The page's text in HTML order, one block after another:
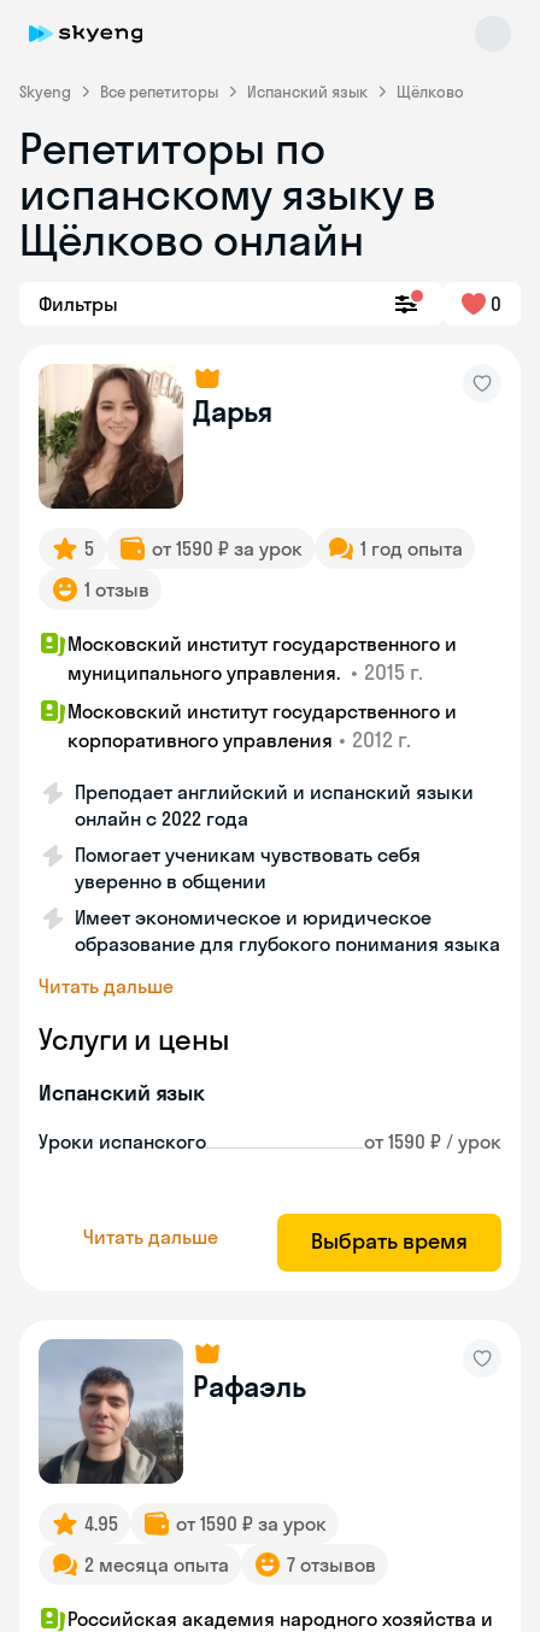
Skyeng Все репетиторы Испанский язык Щёлково
Репетиторы по
испанскому языку в
Щёлково онлайн
Фильтры 0
Дарья
5 от 1590 ₽ за урок
1 год опыта
1 отзыв
Московский институт государственного и
муниципального управления. • 2015 г.
Московский институт государственного и
корпоративного управления • 2012 г.
Преподает английский и испанский языки
онлайн с 2022 года
Помогает ученикам чувствовать себя
уверенно в общении
Имеет экономическое и юридическое
образование для глубокого понимания языка
Читать дальше
Услуги и цены
Испанский язык
Уроки испанского от 1590 ₽ / урок
Читать дальше Выбрать время
Рафаэль
4.95
от 1590 ₽ за урок
2 месяца опыта
7 отзывов
Российская академия народного хозяйства и
Skyeng Chat